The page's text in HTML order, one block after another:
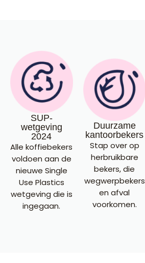
SUP-
wetgeving
2024
Alle koffiebekers
voldoen aan de
nieuwe Single
Use Plastics
wetgeving die is
ingegaan.
Duurzame
kantoorbekers
Stap over op
herbruikbare
bekers, die
wegwerpbekers
en afval
voorkomen.